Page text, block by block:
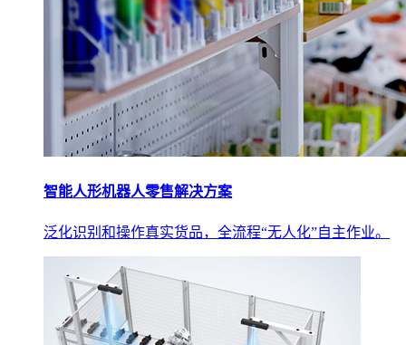
智能人形机器人零售解决方案
泛化识别和操作真实货品，全流程“无人化”自主作业。